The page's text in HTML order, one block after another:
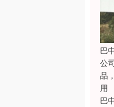
巴
公
品
用
巴